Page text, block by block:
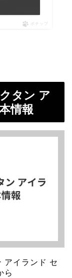
ポチップ
タン ア
情報
アイランド セ
ら